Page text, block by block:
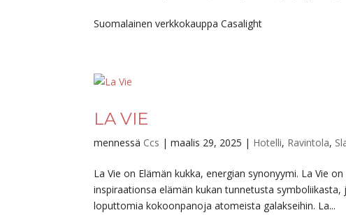
Suomalainen verkkokauppa Casalight
LA VIE
mennessä Ccs |maalis 29, 2025 | Hotelli, Ravintola,
La Vie on Elämän kukka, energian synonyymi. La Vie
inspiraationsa elämän kukan tunnetusta
loputtomia kokoonpanoja atomeista galakseihin. La...